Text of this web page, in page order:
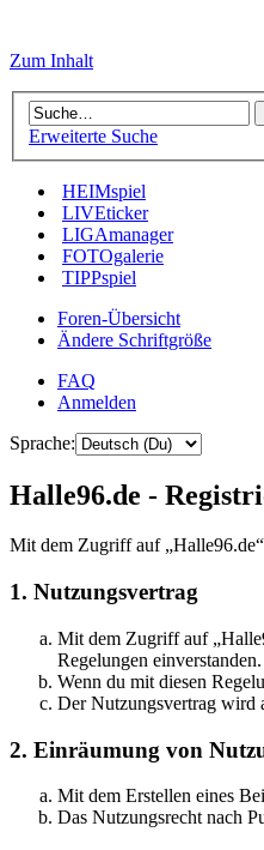
Zum Inhalt
Erweiterte Suche
HEIMspiel
LIVEticker
LIGAmanager
FOTOgalerie
TIPPspiel
Foren-Übersicht
Ändere Schriftgröße
FAQ
Anmelden
Sprache:
Halle96.de -
Mit dem Zugriff auf
1. Nutzungsvertrag
Mit dem Zugriff auf
Regelungen einverstanden.
Wenn du mit diesen
Der Nutzungsvertrag wird
2. Einräumung von
Mit dem Erstellen eines
Das Nutzungsrecht nach